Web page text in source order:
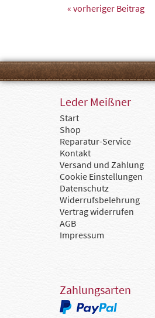
« vorheriger Beitrag
Leder Meißner
Start
Shop
Reparatur-Service
Kontakt
Versand und Zahlung
Cookie Einstellungen
Datenschutz
Widerrufsbelehrung
Vertrag widerrufen
AGB
Impressum
Zahlungsarten